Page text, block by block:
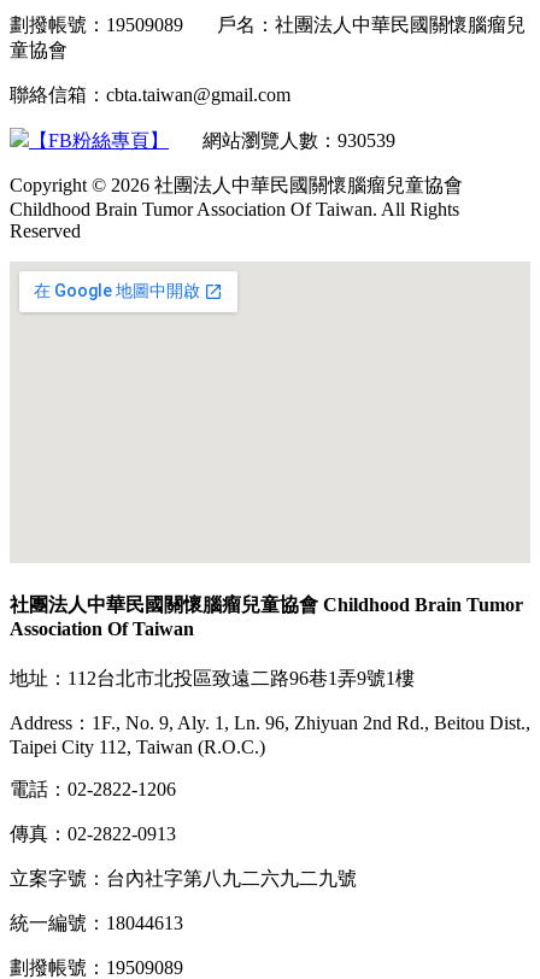
劃撥帳號：19509089 戶名：社團法人中華民國關懷腦瘤兒
童協會
聯絡信箱：cbta.taiwan@gmail.com
【FB粉絲專頁】 網站瀏覽人數：930539
Copyright © 2026 社團法人中華民國關懷腦瘤兒童協會
Childhood Brain Tumor Association Of Taiwan. All Rights
Reserved
社團法人中華民國關懷腦瘤兒童協會 Childhood Brain Tumor
Association Of Taiwan
地址：112台北市北投區致遠二路96巷1弄9號1樓
Address：1F., No. 9, Aly. 1, Ln. 96, Zhiyuan 2nd Rd., Beitou Dist.,
Taipei City 112, Taiwan (R.O.C.)
電話：02-2822-1206
傳真：02-2822-0913
立案字號：台內社字第八九二六九二九號
統一編號：18044613
劃撥帳號：19509089